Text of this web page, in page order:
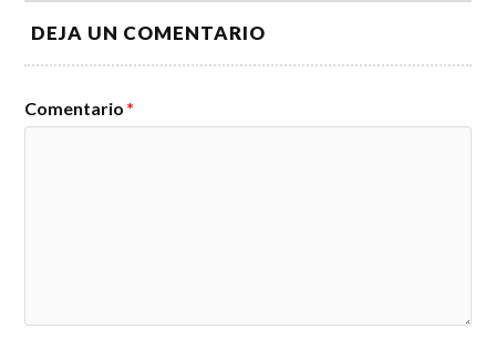
DEJA UN COMENTARIO
Comentario *